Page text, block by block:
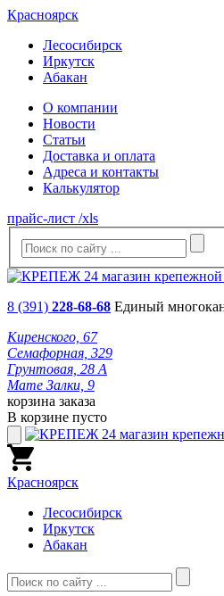
Красноярск
Лесосибирск
Иркутск
Абакан
О компании
Новости
Статьи
Доставка и оплата
Адреса и контакты
Калькулятор
прайс-лист /xls
8 (391) 228-68-68 Единый
Киренского, 67
Семафорная, 329
Грунтовая, 28 А
Мате Залки, 9
корзина заказа
В корзине пусто
Красноярск
Лесосибирск
Иркутск
Абакан